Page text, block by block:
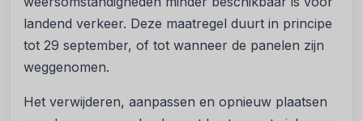
landend verkeer. Deze maatregel duurt in principe
tot 29 september, of tot wanneer de panelen zijn
weggenomen.
Het verwijderen, aanpassen en opnieuw plaatsen